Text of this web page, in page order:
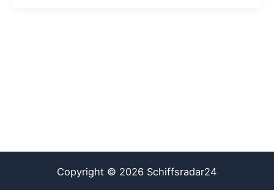
Copyright © 2026 Schiffsradar24